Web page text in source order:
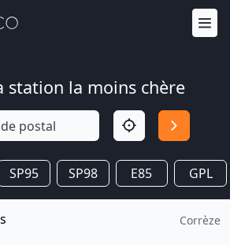
station la moins chère
SP95 SP98 E85 GPL
Corrèze